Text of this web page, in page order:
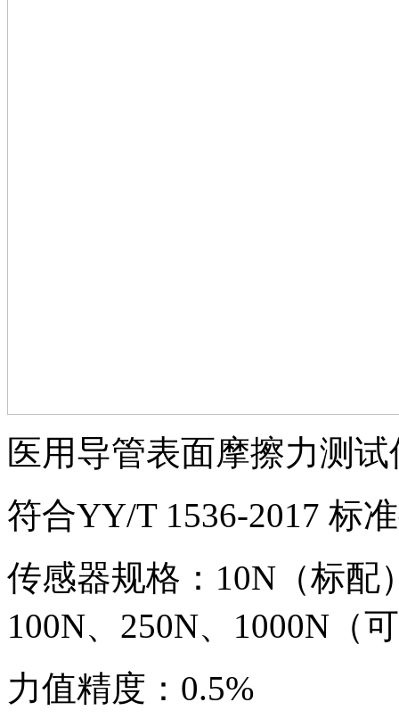
医用导管表面摩擦力测
符合YY/T 1536-2017 标
传感器规格：10N（标配
100N、250N、1000N（
力值精度：0.5%